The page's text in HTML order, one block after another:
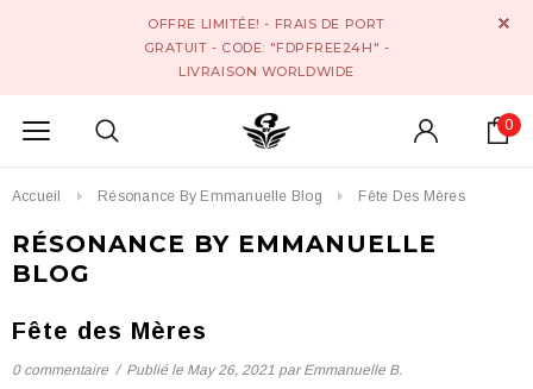
OFFRE LIMITÉE! - FRAIS DE PORT
GRATUIT - CODE: "FDPFREE24H" -
LIVRAISON WORLDWIDE
0
Accueil Résonance By Emmanuelle Blog Fête Des Mères
RÉSONANCE BY EMMANUELLE
BLOG
Fête des Mères
0 commentaire / Publié le May 26, 2021 par Emmanuelle B.